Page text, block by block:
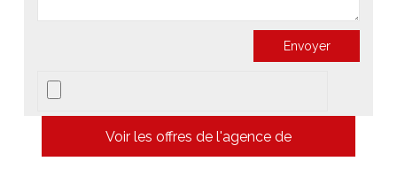
Voir les offres de l'agence de